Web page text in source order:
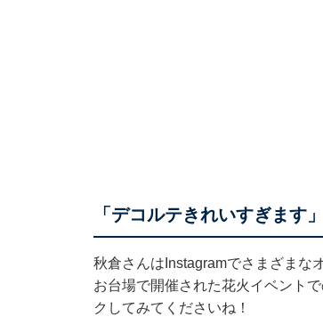
「デコルテきれいすぎます」
秋倉さんはInstagramでさまざまな
お台場で開催された花火イベント
クしてみてくださいね！